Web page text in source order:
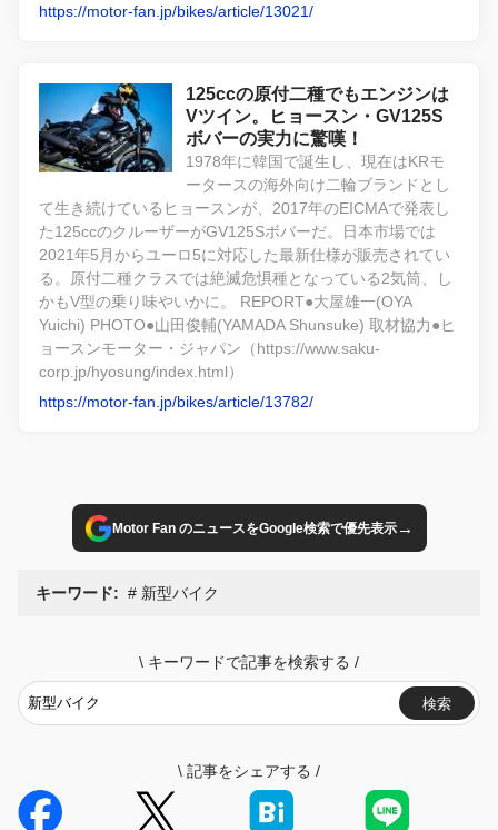
https://motor-fan.jp/bikes/article/13021/
125ccの原付二種でもエンジンは
Vツイン。ヒョースン・GV125S
ボバーの実力に驚嘆！
1978年に韓国で誕生し、現在はKRモ
ータースの海外向け二輪ブランドとし
て生き続けているヒョースンが、2017年のEICMAで発表し
た125ccのクルーザーがGV125Sボバーだ。日本市場では
2021年5月からユーロ5に対応した最新仕様が販売されてい
る。原付二種クラスでは絶滅危惧種となっている2気筒、し
かもV型の乗り味やいかに。 REPORT●大屋雄一(OYA
Yuichi) PHOTO●山田俊輔(YAMADA Shunsuke) 取材協力●ヒ
ョースンモーター・ジャパン（https://www.saku-
corp.jp/hyosung/index.html）
https://motor-fan.jp/bikes/article/13782/
Motor Fan のニュースをGoogle検索で優先表示→
キーワード: 新型バイク
\ キーワードで記事を検索する /
検索
\ 記事をシェアする /